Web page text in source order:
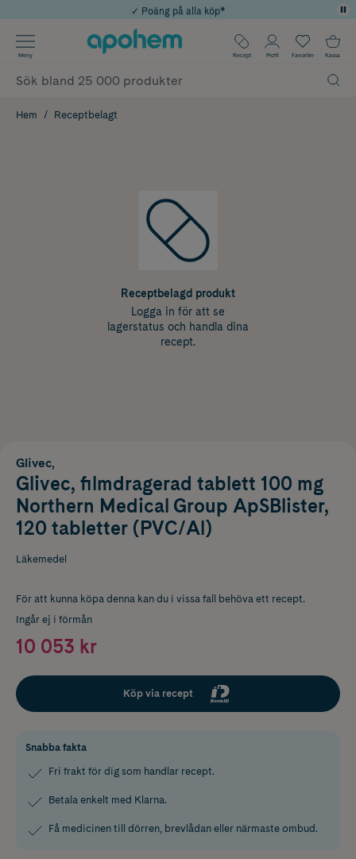
Årets Butik 2025 inom Skönhet
Använd kod: SOMMAR20 för 20% över 649kr
✓ Rådgivning från farmaceuter & hudterapeuter
✓ Poäng på alla köp*
Meny Recept Profil Favoriter Kassa
Hem Receptbelagt
Receptbelagd produkt
Logga in för att se
lagerstatus och handla dina
recept.
Glivec,
Glivec, filmdragerad tablett 100 mg
Northern Medical Group ApSBlister,
120 tabletter (PVC/Al)
Läkemedel
För att kunna köpa denna kan du i vissa fall behöva ett recept.
Ingår ej i förmån
10 053 kr
Köp via recept
Snabba fakta
Fri frakt för dig som handlar recept.
Betala enkelt med Klarna.
Få medicinen till dörren, brevlådan eller närmaste ombud.